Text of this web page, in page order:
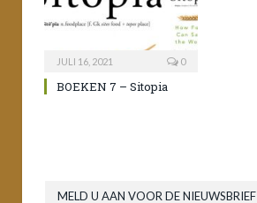
JULI 16, 2021 0
BOEKEN 7 – Sitopia
MELD U AAN VOOR DE NIEUWSBRIEF